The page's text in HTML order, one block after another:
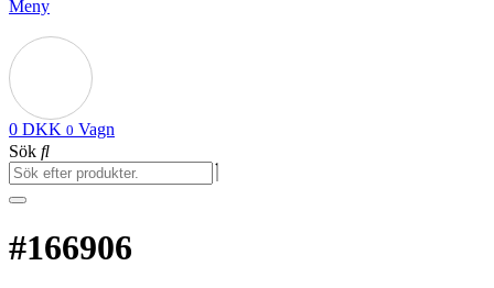
Meny
0 DKK 0 Vagn
Sök
#166906